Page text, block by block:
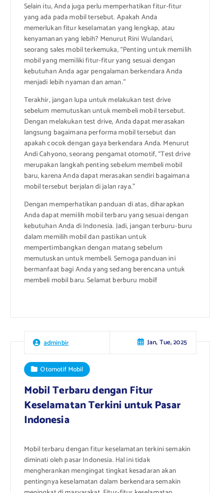
Selain itu, Anda juga perlu memperhatikan fitur-fitur
yang ada pada mobil tersebut. Apakah Anda
memerlukan fitur keselamatan yang lengkap, atau
kenyamanan yang lebih? Menurut Rini Wulandari,
seorang sales mobil terkemuka, “Penting untuk memilih
mobil yang memiliki fitur-fitur yang sesuai dengan
kebutuhan Anda agar pengalaman berkendara Anda
menjadi lebih nyaman dan aman.”
Terakhir, jangan lupa untuk melakukan test drive
sebelum memutuskan untuk membeli mobil tersebut.
Dengan melakukan test drive, Anda dapat merasakan
langsung bagaimana performa mobil tersebut dan
apakah cocok dengan gaya berkendara Anda. Menurut
Andi Cahyono, seorang pengamat otomotif, “Test drive
merupakan langkah penting sebelum membeli mobil
baru, karena Anda dapat merasakan sendiri bagaimana
mobil tersebut berjalan di jalan raya.”
Dengan memperhatikan panduan di atas, diharapkan
Anda dapat memilih mobil terbaru yang sesuai dengan
kebutuhan Anda di Indonesia. Jadi, jangan terburu-buru
dalam memilih mobil dan pastikan untuk
mempertimbangkan dengan matang sebelum
memutuskan untuk membeli. Semoga panduan ini
bermanfaat bagi Anda yang sedang berencana untuk
membeli mobil baru. Selamat berburu mobil!
adminbir Jan, Tue, 2025
Otomotif Mobil
Mobil Terbaru dengan Fitur
Keselamatan Terkini untuk Pasar
Indonesia
Mobil terbaru dengan fitur keselamatan terkini semakin
diminati oleh pasar Indonesia. Hal ini tidak
mengherankan mengingat tingkat kesadaran akan
pentingnya keselamatan dalam berkendara semakin